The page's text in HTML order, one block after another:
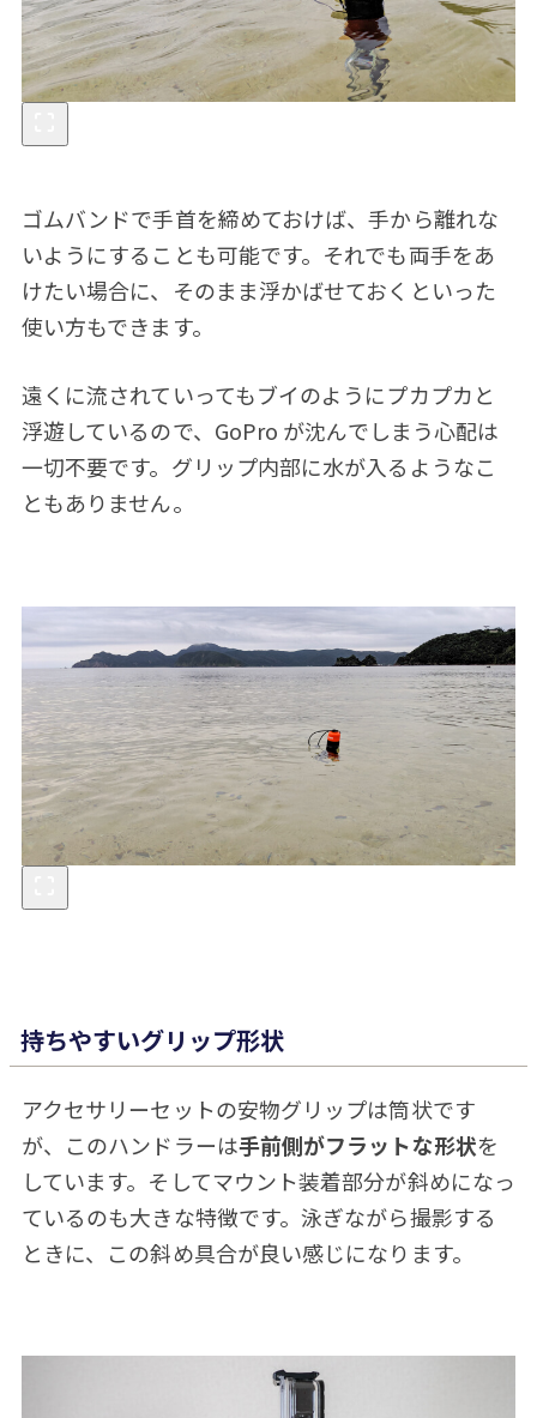
ゴムバンドで手首を締めておけば、手から離れな
いようにすることも可能です。それでも両手をあ
けたい場合に、そのまま浮かばせておくといった
使い方もできます。
遠くに流されていってもブイのようにプカプカと
浮遊しているので、GoPro が沈んでしまう心配は
一切不要です。グリップ内部に水が入るようなこ
ともありません。
持ちやすいグリップ形状
アクセサリーセットの安物グリップは筒状です
が、このハンドラーは手前側がフラットな形状を
しています。そしてマウント装着部分が斜めになっ
ているのも大きな特徴です。泳ぎながら撮影する
ときに、この斜め具合が良い感じになります。